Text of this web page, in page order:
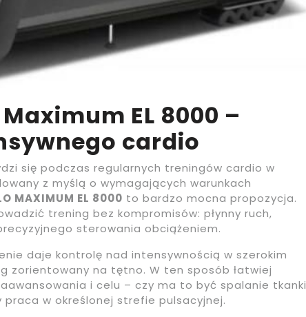
Maximum EL 8000 –
cardio
się podczas regularnych treningów cardio w
z myślą o wymagających warunkach
MAXIMUM EL 8000 to bardzo mocna propozycja.
trening bez kompromisów: płynny ruch,
sterowania obciążeniem.
daje kontrolę nad intensywnością w szerokim
zorientowany na tętno. W ten sposób łatwiej
i celu – czy ma to być spalanie tkanki
praca w określonej strefie pulsacyjnej.